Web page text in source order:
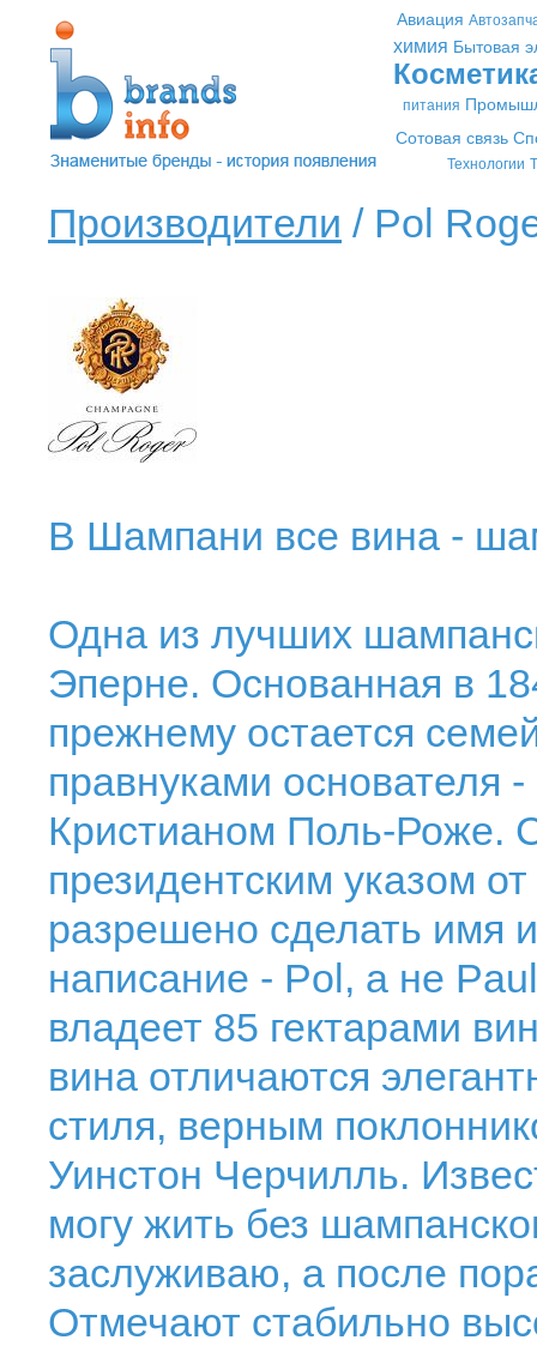
Авиация
химия Бытовая
питания
Сотовая связь
Технологии
Производители / Pol
В Шампани все вина -
Одна из лучших
Эперне. Основанная в
прежнему остается
правнуками основателя
Кристианом Поль-Роже.
президентским указом
разрешено сделать имя
написание - Pol, a не
владеет 85 гектарами
вина отличаются
стиля, верным
Уинстон Черчилль.
могу жить без
заслуживаю, а после
Отмечают стабильно